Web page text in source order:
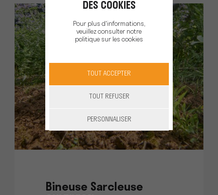
Bineuse Sarcleuse
DES COOKIES
Pour plus d'informations,
veuillez consulter notre
politique sur les cookies
TOUT ACCEPTER
TOUT REFUSER
PERSONNALISER